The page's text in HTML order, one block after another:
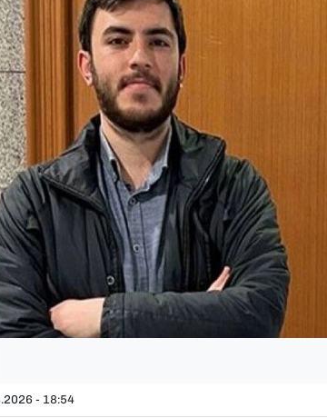
- 18:54